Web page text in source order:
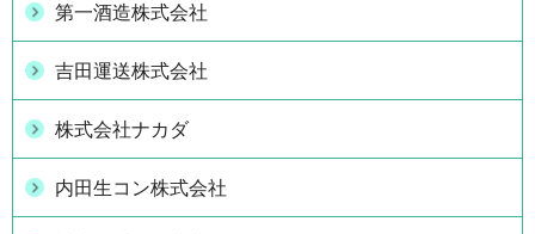
第一酒造株式会社
吉田運送株式会社
株式会社ナカダ
内田生コン株式会社